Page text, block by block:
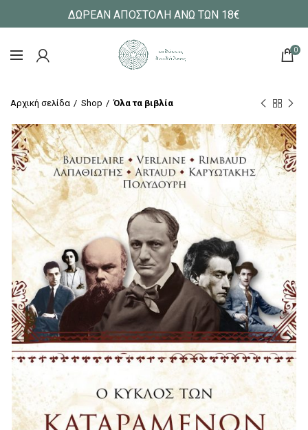
ΔΩΡΕΑΝ ΑΠΟΣΤΟΛΗ ΑΝΩ ΤΩΝ 18€
0
Αρχική σελίδα Shop Όλα τα βιβλία